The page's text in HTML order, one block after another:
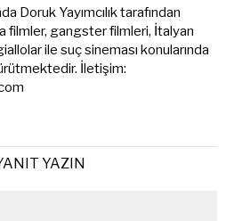
Doruk Yayımcılık tarafından
filmler, gangster filmleri, İtalyan
ile suç sineması konularında
İletişim:
YAZIN